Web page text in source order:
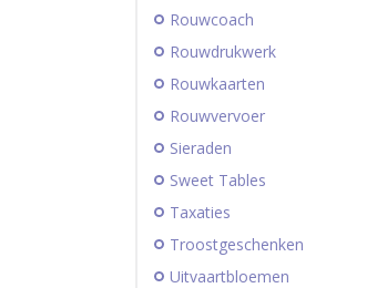
Rouwcoach
Rouwdrukwerk
Rouwkaarten
Rouwvervoer
Sieraden
Sweet Tables
Taxaties
Troostgeschenken
Uitvaartbloemen